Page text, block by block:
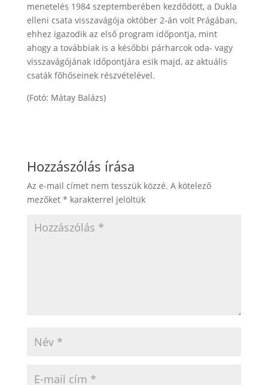
menetelés 1984 szeptemberében kezdődött, a Dukla
elleni csata visszavágója október 2-án volt Prágában,
ehhez igazodik az első program időpontja, mint
ahogy a továbbiak is a későbbi párharcok oda- vagy
visszavágójának időpontjára esik majd, az aktuális
csaták főhőseinek részvételével.
(Fotó: Mátay Balázs)
Hozzászólás írása
Az e-mail címet nem tesszük közzé. A kötelező
mezőket * karakterrel jelöltük